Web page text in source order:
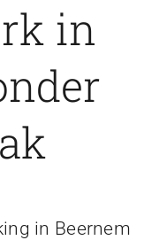
in
in Beernem